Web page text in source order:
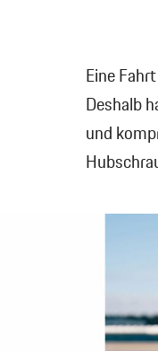
Eine
Deshalb
und